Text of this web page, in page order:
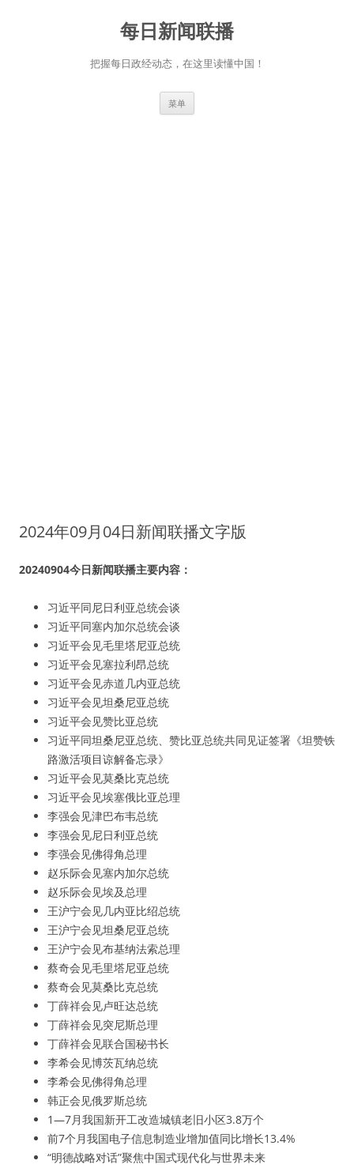
每日新闻联播
把握每日政经动态，在这里读懂中国！
菜单
2024年09月04日新闻联播文字版
20240904今日新闻联播主要内容：
习近平同尼日利亚总统会谈
习近平同塞内加尔总统会谈
习近平会见毛里塔尼亚总统
习近平会见塞拉利昂总统
习近平会见赤道几内亚总统
习近平会见坦桑尼亚总统
习近平会见赞比亚总统
习近平同坦桑尼亚总统、赞比亚总统共同见证签署《坦赞铁
路激活项目谅解备忘录》
习近平会见莫桑比克总统
习近平会见埃塞俄比亚总理
李强会见津巴布韦总统
李强会见尼日利亚总统
李强会见佛得角总理
赵乐际会见塞内加尔总统
赵乐际会见埃及总理
王沪宁会见几内亚比绍总统
王沪宁会见坦桑尼亚总统
王沪宁会见布基纳法索总理
蔡奇会见毛里塔尼亚总统
蔡奇会见莫桑比克总统
丁薛祥会见卢旺达总统
丁薛祥会见突尼斯总理
丁薛祥会见联合国秘书长
李希会见博茨瓦纳总统
李希会见佛得角总理
韩正会见俄罗斯总统
1—7月我国新开工改造城镇老旧小区3.8万个
前7个月我国电子信息制造业增加值同比增长13.4%
“明德战略对话”聚焦中国式现代化与世界未来